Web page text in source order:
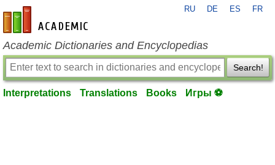
en-academic.com
RU DE ES FR
Academic Dictionaries and Encyclopedias
Search!
Interpretations Translations Books Игры ⚽